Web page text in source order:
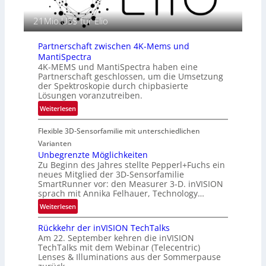
f
i
e
n
L
u
f
t
-
u
a
u
m
f
a
h
r
t
t
e
E
M
E
-
R
e
g
i
o
n
21Mio.US$ für Elio
Partnerschaft zwischen 4K-Mems und
MantiSpectra
4K-MEMS und MantiSpectra haben eine
Partnerschaft geschlossen, um die Umsetzung
der Spektroskopie durch chipbasierte
Lösungen voranzutreiben.
Weiterlesen:
P
a
t
n
e
r
s
c
h
a
f
t
Flexible 3D-Sensorfamilie mit unterschiedlichen
Varianten
Unbegrenzte Möglichkeiten
Zu Beginn des Jahres stellte Pepperl+Fuchs ein
neues Mitglied der 3D-Sensorfamilie
SmartRunner vor: den Measurer 3-D. inVISION
sprach mit Annika Felhauer, Technology…
Weiterlesen:
U
n
b
e
g
Rückkehr der inVISION TechTalks
Am 22. September kehren die inVISION
TechTalks mit dem Webinar (Telecentric)
Lenses & Illuminations aus der Sommerpause